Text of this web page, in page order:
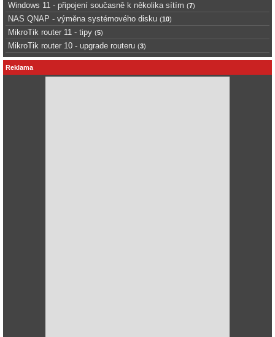
Windows 11 - připojení současně k několika sítím (7)
NAS QNAP - výměna systémového disku (10)
MikroTik router 11 - tipy (5)
MikroTik router 10 - upgrade routeru (3)
Reklama